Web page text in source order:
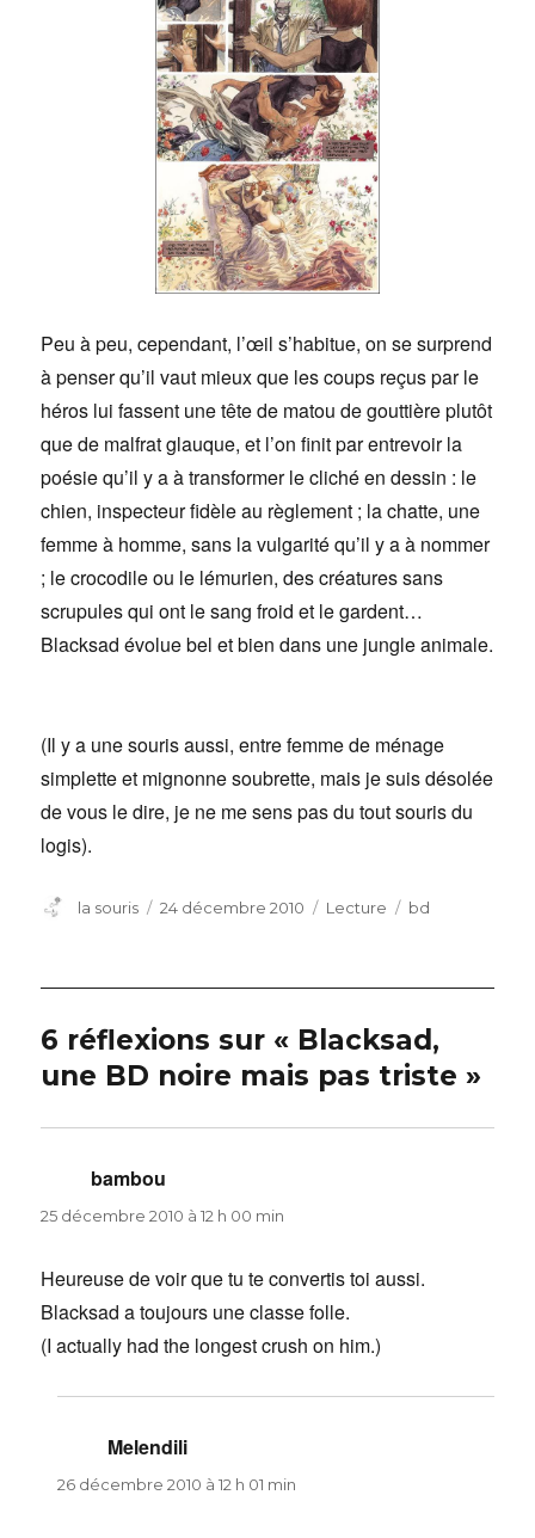
Peu à peu, cependant, l’œil s’habitue, on se surprend
à penser qu’il vaut mieux que les coups reçus par le
héros lui fassent une tête de matou de gouttière plutôt
que de malfrat glauque, et l’on finit par entrevoir la
poésie qu’il y a à transformer le cliché en dessin : le
chien, inspecteur fidèle au règlement ; la chatte, une
femme à homme, sans la vulgarité qu’il y a à nommer
; le crocodile ou le lémurien, des créatures sans
scrupules qui ont le sang froid et le gardent…
Blacksad évolue bel et bien dans une jungle animale.
(Il y a une souris aussi, entre femme de ménage
simplette et mignonne soubrette, mais je suis désolée
de vous le dire, je ne me sens pas du tout souris du
logis).
Auteur
la souris
Publié
24 décembre 2010 Catégories
Lecture Étiquettes
bd
6 réflexions sur « Blacksad,
une BD noire mais pas triste »
bambou
25 décembre 2010 à 12 h 00 min
Heureuse de voir que tu te convertis toi aussi.
Blacksad a toujours une classe folle.
(I actually had the longest crush on him.)
Melendili
26 décembre 2010 à 12 h 01 min